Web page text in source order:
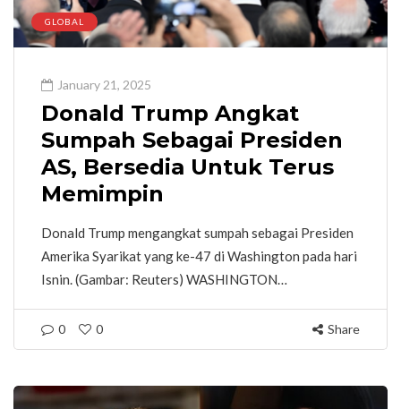
GLOBAL
January 21, 2025
Donald Trump Angkat
Sumpah Sebagai Presiden
AS, Bersedia Untuk Terus
Memimpin
Donald Trump mengangkat sumpah sebagai Presiden
Amerika Syarikat yang ke-47 di Washington pada hari
Isnin. (Gambar: Reuters) WASHINGTON…
0 0 Share